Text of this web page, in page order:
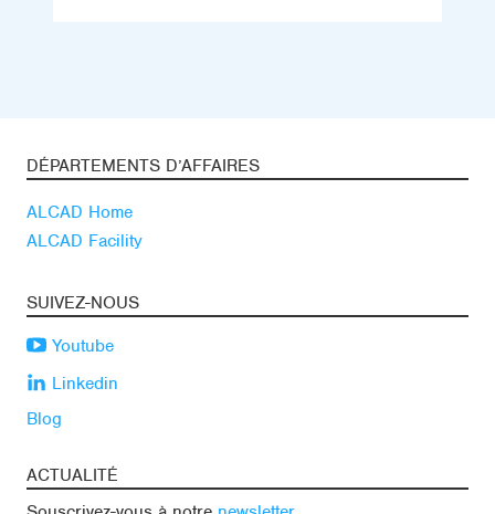
DÉPARTEMENTS D’AFFAIRES
ALCAD Home
ALCAD Facility
SUIVEZ-NOUS
Youtube
Linkedin
Blog
ACTUALITÉ